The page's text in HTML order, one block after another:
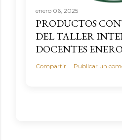
enero 06, 2025
PRODUCTOS
DEL TALLER
DOCENTES
Compartir Publicar un